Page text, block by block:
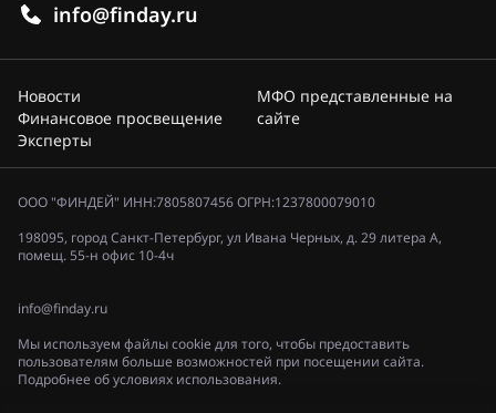
info@finday.ru
Новости
Финансовое просвещение
Эксперты
МФО представленные на
сайте
ООО "ФИНДЕЙ" ИНН:7805807456 ОГРН:1237800079010
198095, город Санкт-Петербург, ул Ивана Черных, д. 29 литера А,
помещ. 55-н офис 10-4ч
info@finday.ru
Мы используем файлы cookie для того, чтобы предоставить
пользователям больше возможностей при посещении сайта.
Подробнее об условиях использования.